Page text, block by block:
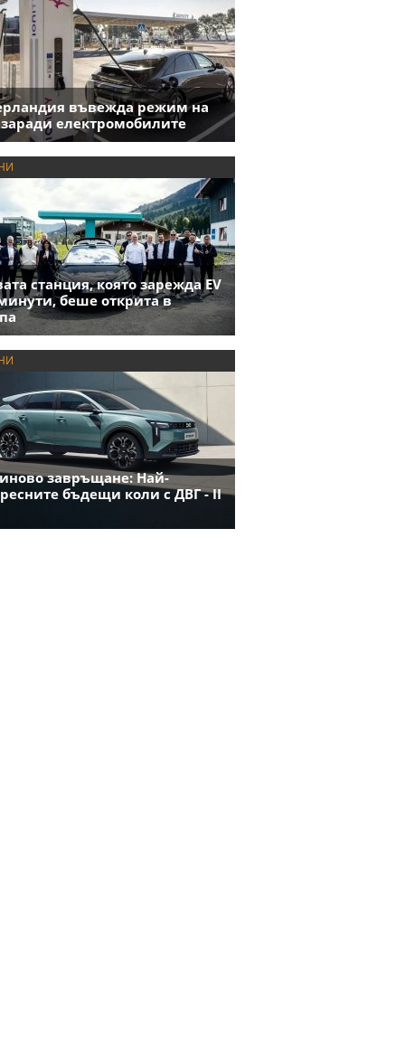
въвежда режим на
заради електромобилите
станция, която зарежда EV
беше открита в
завръщане: Най-
бъдещи коли с ДВГ - II